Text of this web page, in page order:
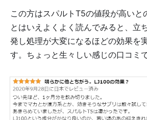
この方はスパルトT5の値段が高いと
とはいえよくよく読んでみると、立
発し処理が大変になるほどの効果を
す。ちょっと生々しい感じの口コミ